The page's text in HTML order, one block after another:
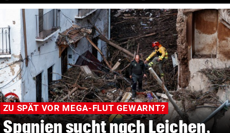
ZU SPÄT VOR MEGA-FLUT GEWARNT?
Spanien sucht nach Leichen,